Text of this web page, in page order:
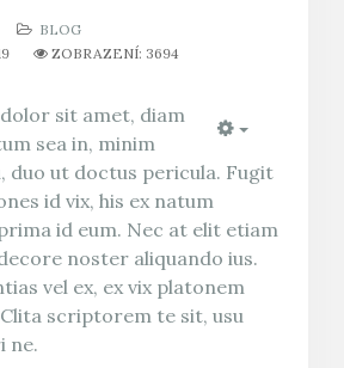
BLOG
ZOBRAZENÍ: 3694
sit amet, diam
sea in, minim
duo ut doctus pericula. Fugit
id vix, his ex natum
id eum. Nec at elit etiam
noster aliquando ius.
vel ex, ex vix platonem
scriptorem te sit, usu
ne.